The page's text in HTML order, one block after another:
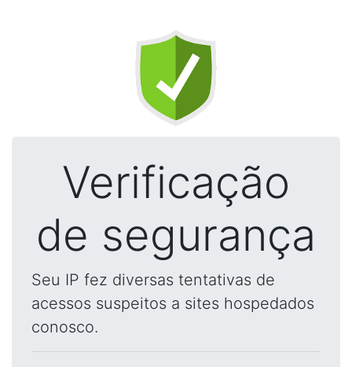
Verificação
de segurança
Seu IP fez diversas tentativas de
acessos suspeitos a sites hospedados
conosco.